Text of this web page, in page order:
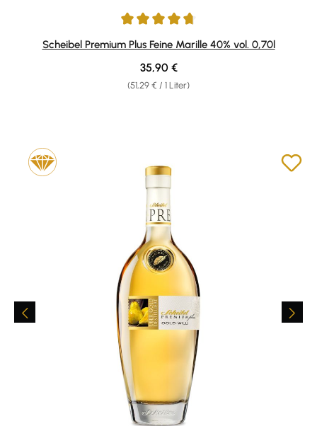
Durchschnittliche Bewertung von 4.82 von 5 Sternen
Scheibel Premium Plus Feine Marille 40% vol. 0,70l
(51,29 € / 1 Liter)
Regulärer Preis:
35,90 €